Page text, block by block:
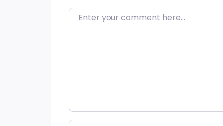
Enter your comment here…